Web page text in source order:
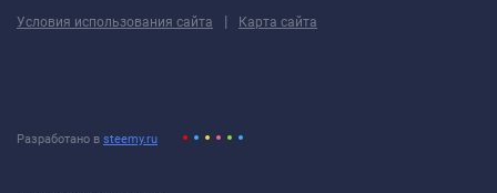
Условия использования сайта | Карта сайта
Разработано в steemy.ru